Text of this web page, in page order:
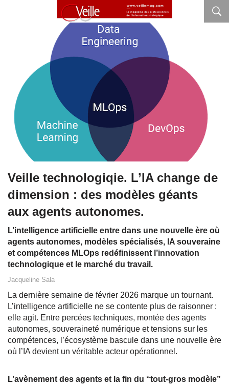
Veille technologiqie. L’IA change de
dimension : des modèles géants
aux agents autonomes.
L’intelligence artificielle entre dans une nouvelle ère où
agents autonomes, modèles spécialisés, IA souveraine
et compétences MLOps redéfinissent l’innovation
technologique et le marché du travail.
Jacqueline Sala
La dernière semaine de février 2026 marque un tournant.
L’intelligence artificielle ne se contente plus de raisonner :
elle agit. Entre percées techniques, montée des agents
autonomes, souveraineté numérique et tensions sur les
compétences, l’écosystème bascule dans une nouvelle ère
où l’IA devient un véritable acteur opérationnel.
L’avènement des agents et la fin du “tout‑gros modèle”